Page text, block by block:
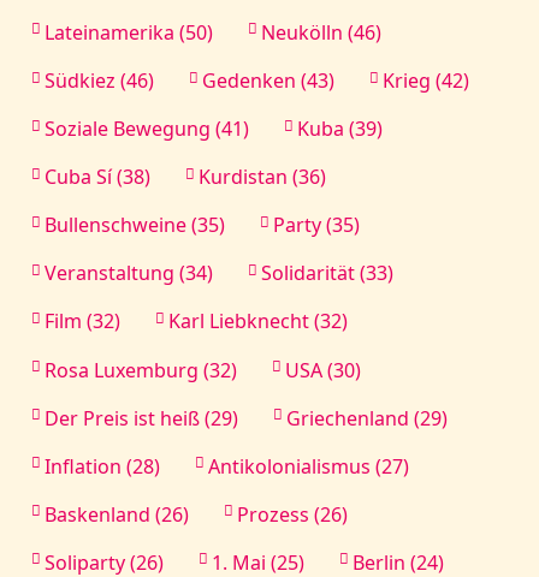
Lateinamerika (50)
Neukölln (46)
Südkiez (46)
Gedenken (43)
Krieg (42)
Soziale Bewegung (41)
Kuba (39)
Cuba Sí (38)
Kurdistan (36)
Bullenschweine (35)
Party (35)
Veranstaltung (34)
Solidarität (33)
Film (32)
Karl Liebknecht (32)
Rosa Luxemburg (32)
USA (30)
Der Preis ist heiß (29)
Griechenland (29)
Inflation (28)
Antikolonialismus (27)
Baskenland (26)
Prozess (26)
Soliparty (26)
1. Mai (25)
Berlin (24)